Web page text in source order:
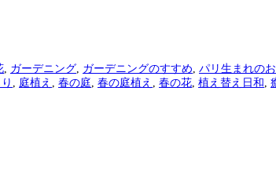
ガーデニング ガーデニングのすすめ パリ生まれの
庭植え 春の庭 春の庭植え 春の花 植え替え日和